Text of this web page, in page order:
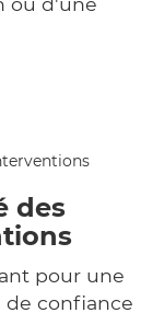
des
pour une
confiance